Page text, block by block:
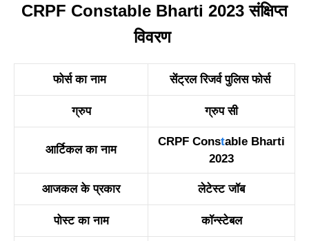
CRPF Constable Bharti 2023 संक्षिप्त
विवरण
फोर्स का नाम सेंट्रल रिजर्व पुलिस फोर्स
ग्रुप ग्रुप सी
आर्टिकल का नाम
CRPF Constable Bharti
2023
आजकल के प्रकार लेटेस्ट जॉब
पोस्ट का नाम कॉन्स्टेबल